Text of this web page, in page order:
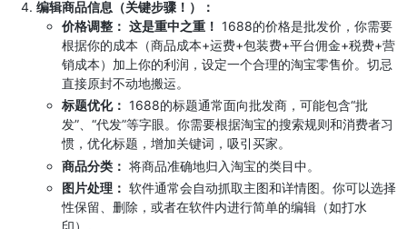
编辑商品信息（关键步骤！）：
价格调整： 这是重中之重！ 1688的价格是批发价，你需要
根据你的成本（商品成本+运费+包装费+平台佣金+税费+营
销成本）加上你的利润，设定一个合理的淘宝零售价。切忌
直接原封不动地搬运。
标题优化： 1688的标题通常面向批发商，可能包含“批
发”、“代发”等字眼。你需要根据淘宝的搜索规则和消费者习
惯，优化标题，增加关键词，吸引买家。
商品分类： 将商品准确地归入淘宝的类目中。
图片处理： 软件通常会自动抓取主图和详情图。你可以选择
性保留、删除，或者在软件内进行简单的编辑（如打水
印）。